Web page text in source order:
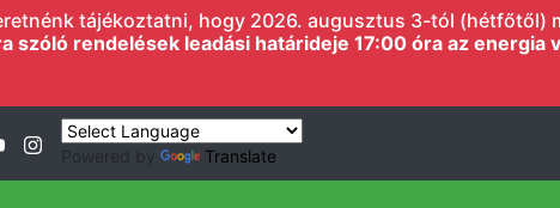
tájékoztatni, hogy 2026. augusztus 3-tól (hétfőtől)
szóló rendelések leadási határideje 17:00 óra az energia
Powered by Translate